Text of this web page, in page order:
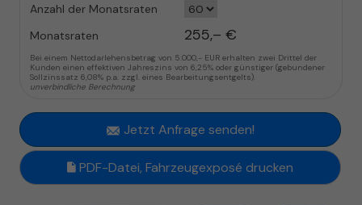
Anzahl der Monatsraten
Monatsraten
255,– €
Bei einem Nettodarlehensbetrag von 5.000,- EUR erhalten zwei Drittel der
Kunden einen effektiven Jahreszins von 6,25% oder günstiger (gebundener
Sollzinssatz 6,08% p.a. zzgl. eines Bearbeitungsentgelts).
unverbindliche Berechnung
Jetzt Anfrage senden!
PDF-Datei, Fahrzeugexposé drucken